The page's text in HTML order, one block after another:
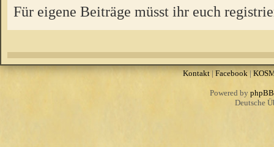
Für eigene Beiträge müsst ihr euch
Kontakt|Facebook |
Powered by phpBB
Deutsche